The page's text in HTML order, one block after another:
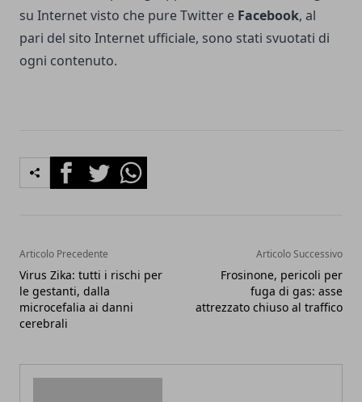
su Internet visto che pure Twitter e Facebook, al
pari del sito Internet ufficiale, sono stati svuotati di
ogni contenuto.
FacebookTwitterWhatsapp
Articolo Precedente
Virus Zika: tutti i rischi per
le gestanti, dalla
microcefalia ai danni
cerebrali
Articolo Successivo
Frosinone, pericoli per
fuga di gas: asse
attrezzato chiuso al traffico